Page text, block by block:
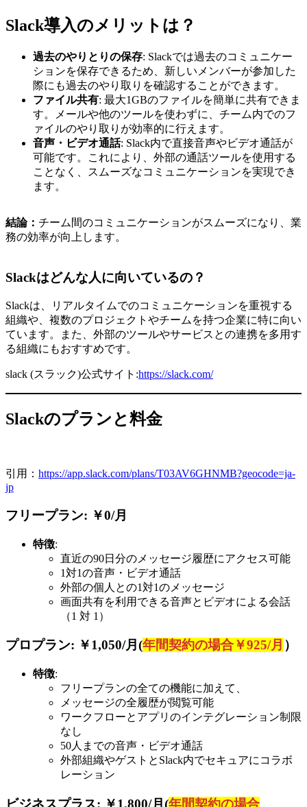
Slack導入のメリットは？
過去のやりとりの保存: Slackでは過去のコミュニケー
ションを保存できるため、新しいメンバーが参加した
際にも過去のやり取りを確認することができます。
ファイル共有: 最大1GBのファイルを簡単に共有できま
す。メールや他のツールを使わずに、チーム内でのフ
ァイルのやり取りが効率的に行えます。
音声・ビデオ通話: Slack内で直接音声やビデオ通話が
可能です。これにより、外部の通話ツールを使用する
ことなく、スムーズなコミュニケーションを実現でき
ます。
結論： チーム間のコミュニケーションがスムーズになり、業
務の効率が向上します。
Slackはどんな人に向いているの？
Slackは、リアルタイムでのコミュニケーションを重視する
組織や、複数のプロジェクトやチームを持つ企業に特に向い
ています。また、外部のツールやサービスとの連携を多用す
る組織にもおすすめです。
slack (スラック)公式サイト:https://slack.com/
Slackのプランと料金
引用： https://app.slack.com/plans/T03AV6GHNMB?geocode=ja-
jp
フリープラン: ￥0/月
特徴:
直近の90日分のメッセージ履歴にアクセス可能
1対1の音声・ビデオ通話
外部の個人との1対1のメッセージ
画面共有を利用できる音声とビデオによる会話
（1 対 1）
プロプラン: ￥1,050/月(年間契約の場合￥925/月 ）
特徴:
フリープランの全ての機能に加えて、
メッセージの全履歴が閲覧可能
ワークフローとアプリのインテグレーション制限
なし
50人までの音声・ビデオ通話
外部組織やゲストとSlack内でセキュアにコラボ
レーション
ビジネスプラス: ￥1,800/月(年間契約の場合